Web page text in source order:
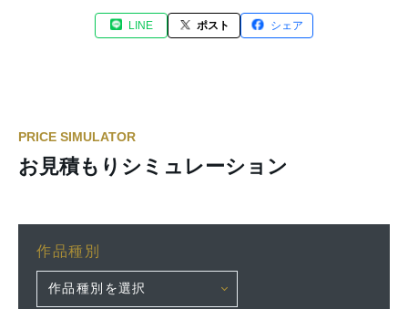
LINE ポスト シェア
PRICE SIMULATOR
お見積もりシミュレーション
作品種別